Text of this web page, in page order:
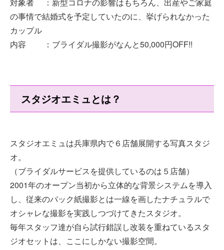
対象者 ：新型コロナの影響はもちろん、出産やご家庭
の事情で結婚式を予定していたのに、挙げられなかった
カップル
内容 ：ブライダル撮影がなんと50,000円OFF!!
スタジオエミュとは？
スタジオエミュは兵庫県内で６店舗展開する写真スタジ
オ。
（ブライダルサービスを提供しているのは５店舗）
2001年のオープン当初から立体的な背景システムを導入
し、従来のバック紙撮影とは一線を画したナチュラルで
オシャレな撮影を実践しつづけてきたスタジオ。
毎年スタッフ達が自ら試行錯誤し改装を重ねているスタ
ジオセットは、ここにしかない撮影空間。